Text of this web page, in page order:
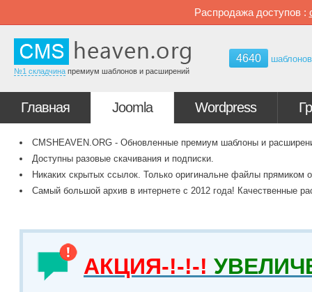
Распродажа доступов :
№1 складчина премиум шаблонов и расширений
4640 шаблонов
Главная Joomla Wordpress
CMSHEAVEN.ORG - Обновленные премиум шаблоны и
Доступны разовые скачивания и подписки.
Никаких скрытых ссылок. Только оригинальне файлы прямиком
Самый большой архив в интернете с 2012 года! Качественные
АКЦИЯ-!-!-!